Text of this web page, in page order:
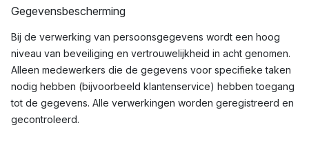
Gegevensbescherming
Bij de verwerking van persoonsgegevens wordt een hoog
niveau van beveiliging en vertrouwelijkheid in acht genomen.
Alleen medewerkers die de gegevens voor specifieke taken
nodig hebben (bijvoorbeeld klantenservice) hebben toegang
tot de gegevens. Alle verwerkingen worden geregistreerd en
gecontroleerd.